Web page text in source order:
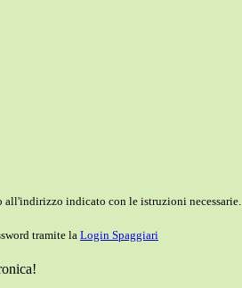
all'indirizzo indicato con le istruzioni necessarie.
tramite la Login Spaggiari